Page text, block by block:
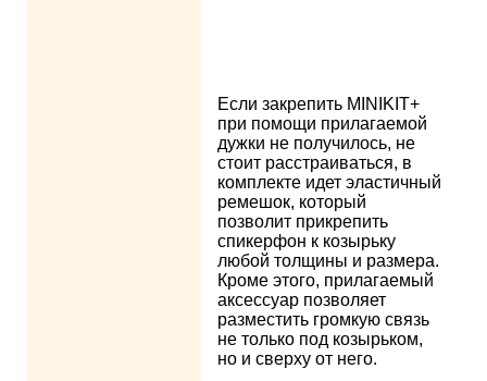
Если закрепить MINIKIT+
при помощи прилагаемой
дужки не получилось, не
стоит расстраиваться, в
комплекте идет эластичный
ремешок, который
позволит прикрепить
спикерфон к козырьку
любой толщины и размера.
Кроме этого, прилагаемый
аксессуар позволяет
разместить громкую связь
не только под козырьком,
но и сверху от него.